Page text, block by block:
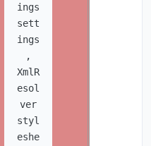
ings
sett
ings
,
XmlR
esol
ver
styl
eshe